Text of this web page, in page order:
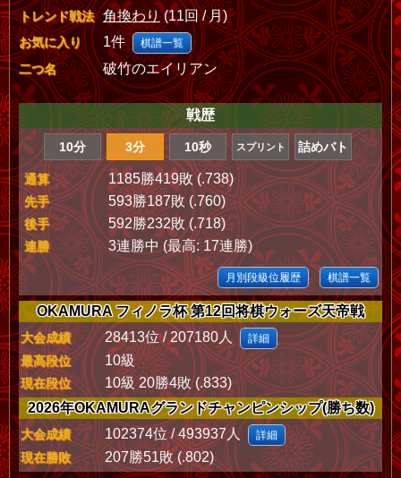
トレンド戦法 角換わり(11回 / 月)
お気に入り 1件 棋譜一覧
二つ名 破竹のエイリアン
戦歴
10分 3分 10秒 スプリント 詰めバト
通算 1185勝419敗 (.738)
先手 593勝187敗 (.760)
後手 592勝232敗 (.718)
連勝 3連勝中 (最高: 17連勝)
月別段級位履歴 棋譜一覧
OKAMURA フィノラ杯 第12回将棋ウォーズ天帝戦
大会成績 28413位 / 207180人 詳細
最高段位 10級
現在段位
10級 20勝4敗 (.833)
2026年OKAMURAグランドチャンピンシップ(勝ち数)
大会成績 102374位 / 493937人 詳細
現在勝敗 207勝51敗 (.802)